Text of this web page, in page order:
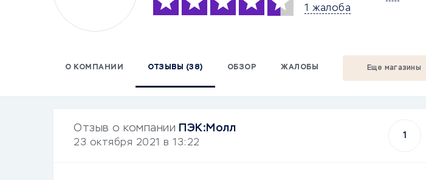
1 жалоба
О КОМПАНИИ ОТЗЫВЫ (38) ОБЗОР ЖАЛОБЫ Еще магазины
Отзыв о компании ПЭК:Молл
23 октября 2021 в 13:22
1